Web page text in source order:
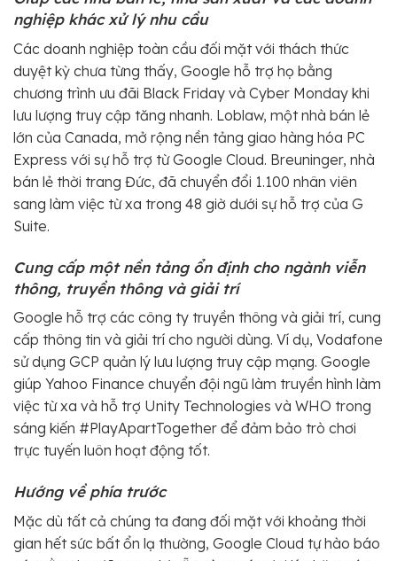
nghiệp khác xử lý nhu cầu
Các doanh nghiệp toàn cầu đối mặt với thách thức
duyệt kỳ chưa từng thấy, Google hỗ trợ họ bằng
chương trình ưu đãi Black Friday và Cyber Monday khi
lưu lượng truy cập tăng nhanh. Loblaw, một nhà bán lẻ
lớn của Canada, mở rộng nền tảng giao hàng hóa PC
Express với sự hỗ trợ từ Google Cloud. Breuninger, nhà
bán lẻ thời trang Đức, đã chuyển đổi 1.100 nhân viên
sang làm việc từ xa trong 48 giờ dưới sự hỗ trợ của G
Suite.
Cung cấp một nền tảng ổn định cho ngành viễn
thông, truyền thông và giải trí
Google hỗ trợ các công ty truyền thông và giải trí, cung
cấp thông tin và giải trí cho người dùng. Ví dụ, Vodafone
sử dụng GCP quản lý lưu lượng truy cập mạng. Google
giúp Yahoo Finance chuyển đội ngũ làm truyền hình làm
việc từ xa và hỗ trợ Unity Technologies và WHO trong
sáng kiến #PlayApartTogether để đảm bảo trò chơi
trực tuyến luôn hoạt động tốt.
Hướng về phía trước
Mặc dù tất cả chúng ta đang đối mặt với khoảng thời
gian hết sức bất ổn lạ thường, Google Cloud tự hào báo